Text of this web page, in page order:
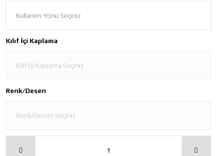
Kılıf İçi Kaplama
Renk/Desen